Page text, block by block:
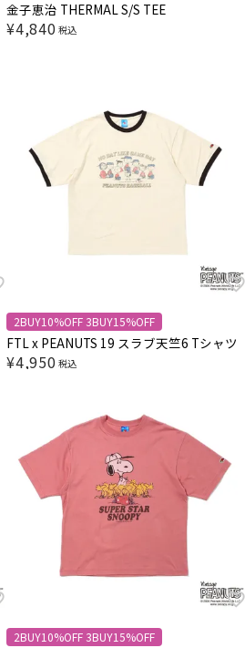
金子恵治 THERMAL S/S TEE
¥4,840 税込
2BUY10%OFF 3BUY15%OFF
FTL x PEANUTS 19 スラブ天竺6 Tシャツ
¥4,950 税込
2BUY10%OFF 3BUY15%OFF